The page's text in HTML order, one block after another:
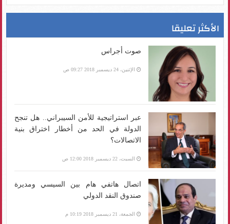
الأكثر تعليقا
صوت أجراس
الإثنين، 24 ديسمبر 2018 09:27 ص
عبر استراتيجية للأمن السيبراني.. هل تنجح
الدولة في الحد من أخطار اختراق بنية
الاتصالات؟
السبت، 22 ديسمبر 2018 12:00 ص
اتصال هاتفي هام بين السيسي ومديرة
صندوق النقد الدولي
الجمعة، 21 ديسمبر 2018 10:19 م